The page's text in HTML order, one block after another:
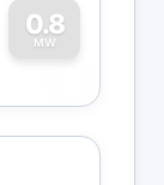
0.8
MW
0